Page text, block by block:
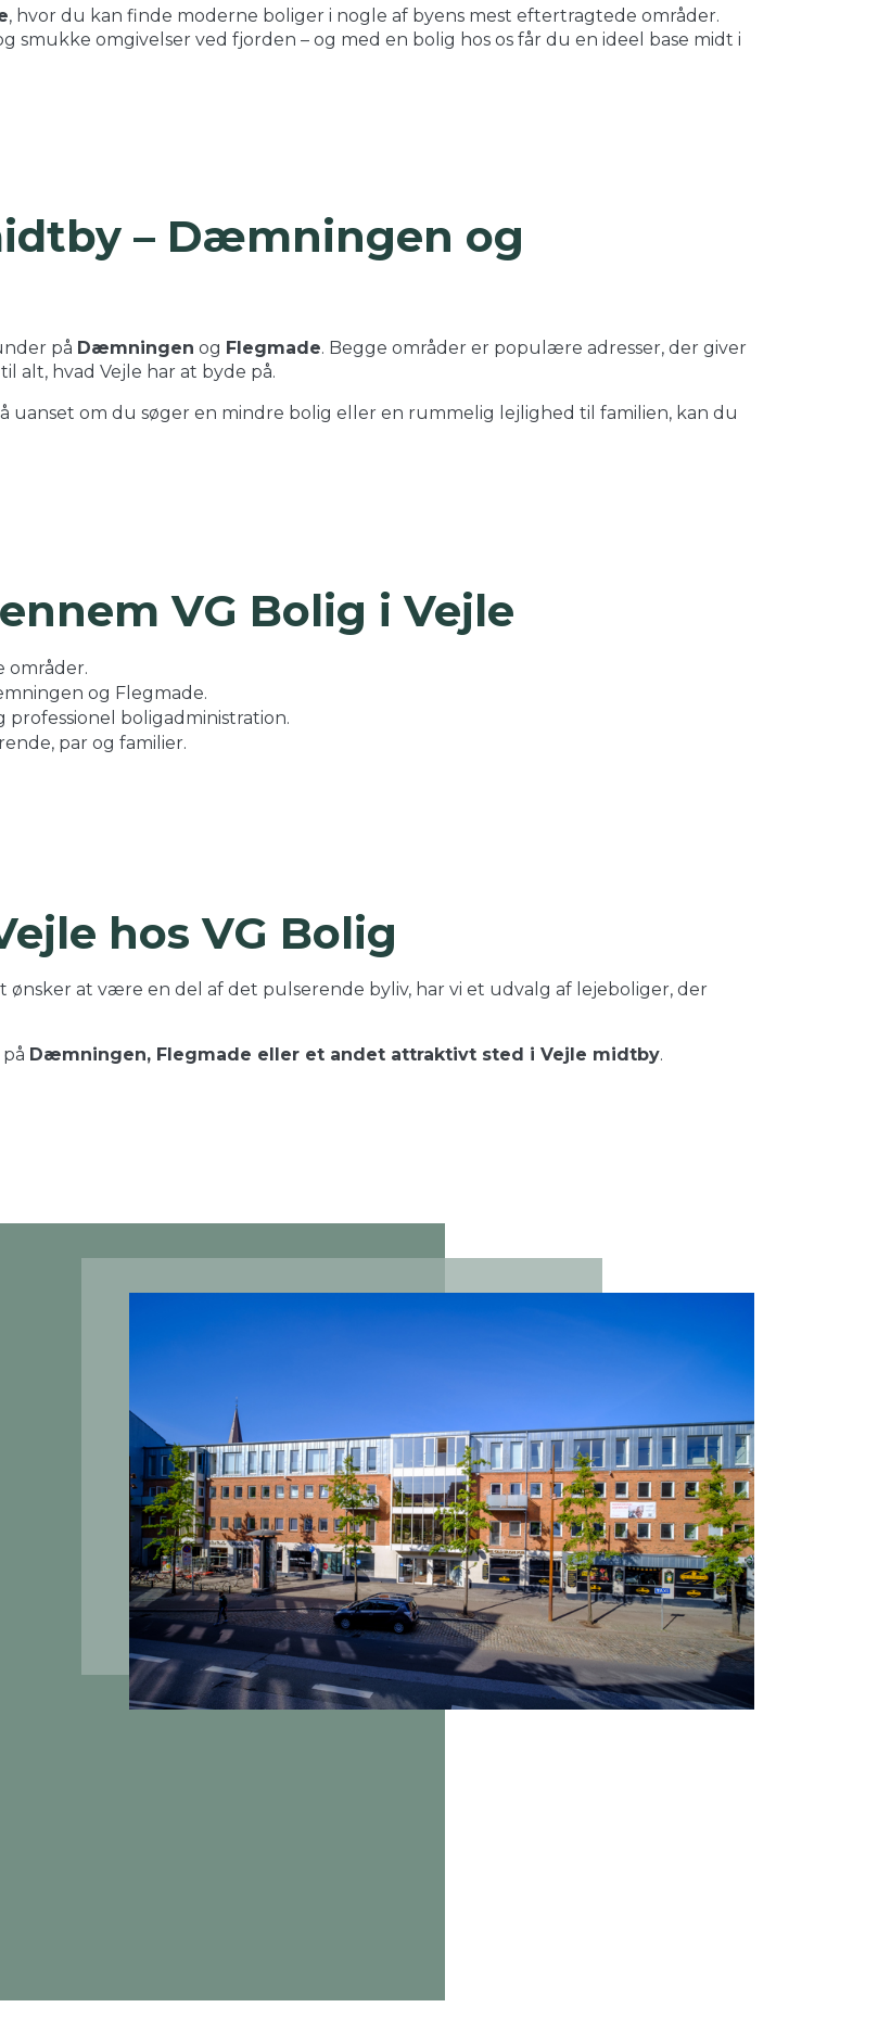
, hvor du kan finde moderne boliger i nogle af byens mest eftertragtede områder.
smukke omgivelser ved fjorden – og med en bolig hos os får du en ideel base midt i
– Dæmningen og
på Dæmningen og Flegmade. Begge områder er populære adresser, der giver
alt, hvad Vejle har at byde på.
uanset om du søger en mindre bolig eller en rummelig lejlighed til familien, kan du
VG Bolig i Vejle
områder.
og Flegmade.
boligadministration.
par og familier.
hos VG Bolig
at være en del af det pulserende byliv, har vi et udvalg af lejeboliger, der
Dæmningen, Flegmade eller et andet attraktivt sted i Vejle midtby.